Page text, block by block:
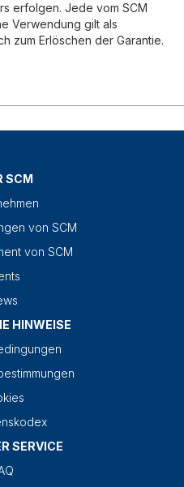
erfolgen. Jede vom SCM
Verwendung gilt als
zum Erlöschen der Garantie.
SCM
von SCM
von SCM
HINWEISE
SERVICE